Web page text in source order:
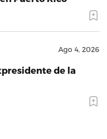
Ago 4, 2026
de la